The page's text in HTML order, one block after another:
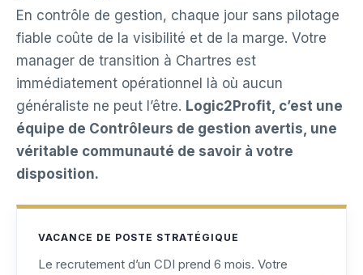
En contrôle de gestion, chaque jour sans pilotage
fiable coûte de la visibilité et de la marge. Votre
manager de transition à Chartres est
immédiatement opérationnel là où aucun
généraliste ne peut l’être. Logic2Profit, c’est une
équipe de Contrôleurs de gestion avertis, une
véritable communauté de savoir à votre
disposition.
VACANCE DE POSTE STRATÉGIQUE
Le recrutement d’un CDI prend 6 mois. Votre